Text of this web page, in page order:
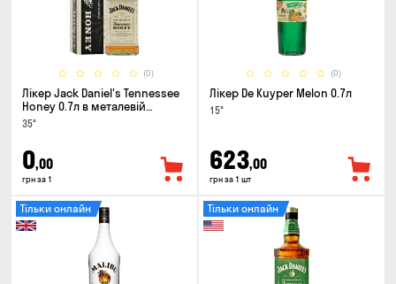
(0)
Лікер Jack Daniel's Tennessee
Honey 0.7л в металевій
коробці
35°
0,00
грн за 1
(0)
Лікер De Kuyper Melon 0.7л
15°
623,00
грн за 1 шт
Тільки онлайн Тільки онлайн